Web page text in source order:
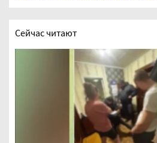
Сейчас читают